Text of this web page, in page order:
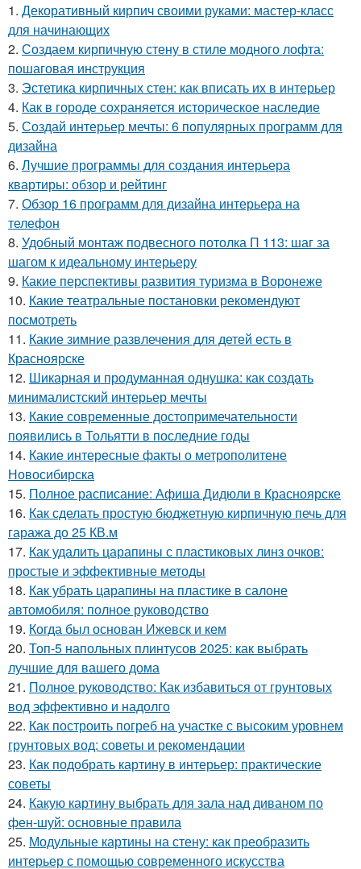
1. Декоративный кирпич своими руками: мастер-класс
для начинающих
2. Создаем кирпичную стену в стиле модного лофта:
пошаговая инструкция
3. Эстетика кирпичных стен: как вписать их в интерьер
4. Как в городе сохраняется историческое наследие
5. Создай интерьер мечты: 6 популярных программ для
дизайна
6. Лучшие программы для создания интерьера
квартиры: обзор и рейтинг
7. Обзор 16 программ для дизайна интерьера на
телефон
8. Удобный монтаж подвесного потолка П 113: шаг за
шагом к идеальному интерьеру
9. Какие перспективы развития туризма в Воронеже
10. Какие театральные постановки рекомендуют
посмотреть
11. Какие зимние развлечения для детей есть в
Красноярске
12. Шикарная и продуманная однушка: как создать
минималистский интерьер мечты
13. Какие современные достопримечательности
появились в Тольятти в последние годы
14. Какие интересные факты о метрополитене
Новосибирска
15. Полное расписание: Афиша Дидюли в Красноярске
16. Как сделать простую бюджетную кирпичную печь для
гаража до 25 КВ.м
17. Как удалить царапины с пластиковых линз очков:
простые и эффективные методы
18. Как убрать царапины на пластике в салоне
автомобиля: полное руководство
19. Когда был основан Ижевск и кем
20. Топ-5 напольных плинтусов 2025: как выбрать
лучшие для вашего дома
21. Полное руководство: Как избавиться от грунтовых
вод эффективно и надолго
22. Как построить погреб на участке с высоким уровнем
грунтовых вод: советы и рекомендации
23. Как подобрать картину в интерьер: практические
советы
24. Какую картину выбрать для зала над диваном по
фен-шуй: основные правила
25. Модульные картины на стену: как преобразить
интерьер с помощью современного искусства